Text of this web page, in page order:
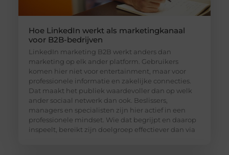
Hoe LinkedIn werkt als marketingkanaal
voor B2B-bedrijven
LinkedIn marketing B2B werkt anders dan
marketing op elk ander platform. Gebruikers
komen hier niet voor entertainment, maar voor
professionele informatie en zakelijke connecties.
Dat maakt het publiek waardevoller dan op welk
ander sociaal netwerk dan ook. Beslissers,
managers en specialisten zijn hier actief in een
professionele mindset. Wie dat begrijpt en daarop
inspeelt, bereikt zijn doelgroep effectiever dan via